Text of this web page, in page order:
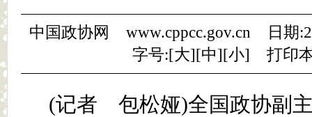
中国政协网 www.cppcc.gov.cn 日期
字号:[大][中][小] 打印
(记者 包松娅)全国政协副